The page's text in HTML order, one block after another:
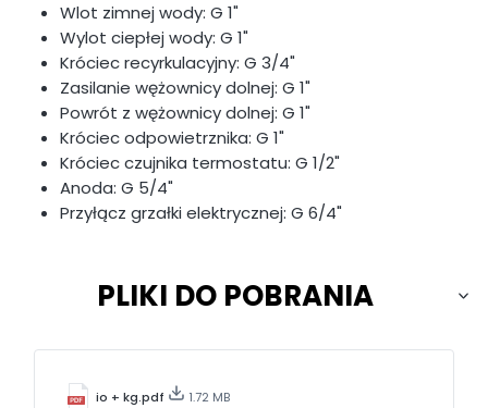
Wlot zimnej wody: G 1"
Wylot ciepłej wody: G 1"
Króciec recyrkulacyjny: G 3/4"
Zasilanie wężownicy dolnej: G 1"
Powrót z wężownicy dolnej: G 1"
Króciec odpowietrznika: G 1"
Króciec czujnika termostatu: G 1/2"
Anoda: G 5/4"
Przyłącz grzałki elektrycznej: G 6/4"
PLIKI DO POBRANIA
io + kg.pdf 1.72 MB